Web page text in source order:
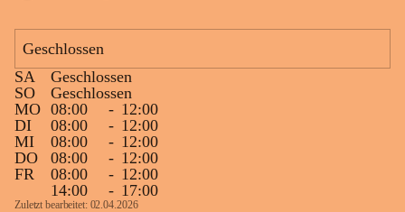
Geschlossen
SA
Geschlossen
SO
Geschlossen
MO 08:00 - 12:00
DI
08:00 - 12:00
MI
08:00 - 12:00
DO
08:00 - 12:00
FR
08:00 - 12:00
14:00
- 17:00
Zuletzt bearbeitet: 02.04.2026